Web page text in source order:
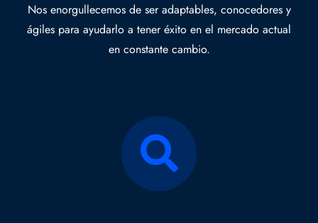
Nos enorgullecemos de ser adaptables, conocedores y
ágiles para ayudarlo a tener éxito en el mercado actual
en constante cambio.